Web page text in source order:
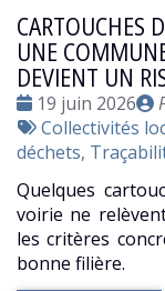
CARTOUCHES
UNE
DEVIENT UN
Date
:
19 juin 2026
Tags
:
Collectivités
déchets,
Quelques
voirie ne
les critères
bonne filière.